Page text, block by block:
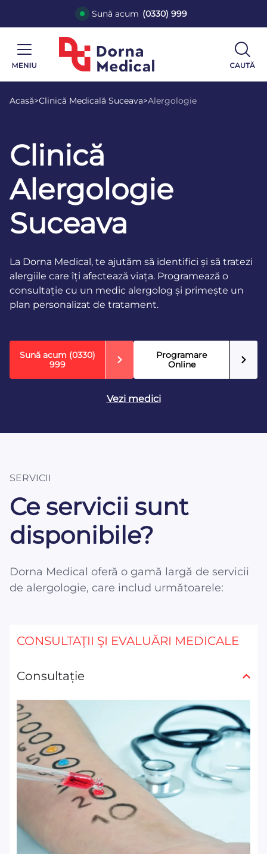
Sună acum (0330) 999
Acasă>Clinică Medicală Suceava>Alergologie
Clinică
Alergologie
Suceava
La Dorna Medical, te ajutăm să identifici și să tratezi
alergiile care îți afectează viața. Programează o
consultație cu un medic alergolog și primește un
plan personalizat de tratament.
Sună acum (0330)
999
Programare
Online
Vezi medici
SERVICII
Ce servicii sunt
disponibile?
Dorna Medical oferă o gamă largă de servicii
de alergologie, care includ următoarele:
CONSULTAŢII ŞI EVALUĂRI MEDICALE
Consultație